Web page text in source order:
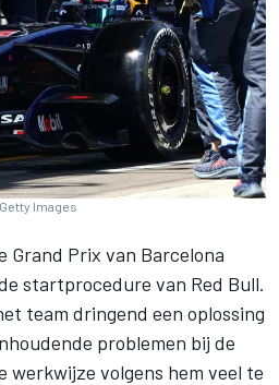
Images
Grand Prix van Barcelona
startprocedure van Red Bull.
team dringend een oplossing
problemen bij de
werkwijze volgens hem veel te